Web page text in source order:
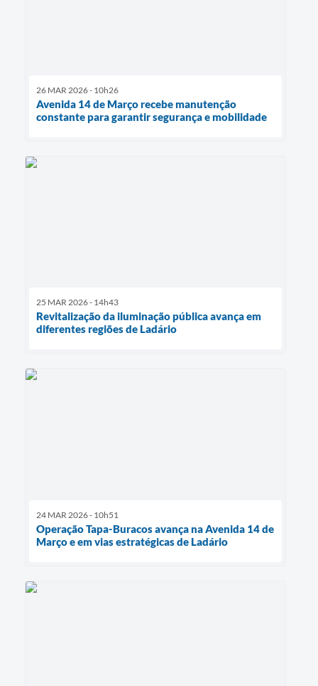
26 MAR 2026 - 10h26
Avenida 14 de Março recebe manutenção
constante para garantir segurança e mobilidade
25 MAR 2026 - 14h43
Revitalização da iluminação pública avança em
diferentes regiões de Ladário
24 MAR 2026 - 10h51
Operação Tapa-Buracos avança na Avenida 14 de
Março e em vias estratégicas de Ladário